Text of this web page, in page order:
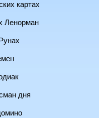
картах
Ленорман
дня